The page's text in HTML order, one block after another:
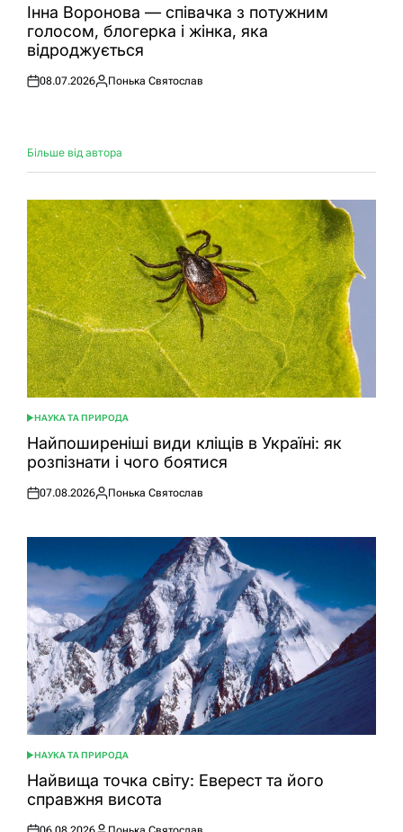
УІнна Воронова — співачка з потужним
голосом, блогерка і жінка, яка
відроджується
Оприлюднено
08.07.2026
Опубліковано
Понька Святослав
Більше від автора
ОПУБЛІКУВАТИ
У
НАУКА ТА ПРИРОДА
Найпоширеніші види кліщів в Україні: як
розпізнати і чого боятися
Оприлюднено
07.08.2026
Опубліковано
Понька Святослав
ОПУБЛІКУВАТИ
У
НАУКА ТА ПРИРОДА
Найвища точка світу: Еверест та його
справжня висота